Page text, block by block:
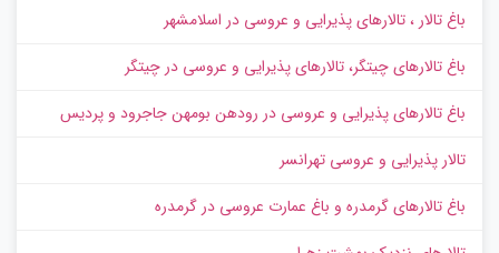
باغ تالار ، تالارهای پذیرایی و عروسی در اسلامشهر
باغ تالارهای چیتگر، تالارهای پذیرایی و عروسی در چیتگر
باغ تالارهای پذیرایی و عروسی در رودهن بومهن جاجرود و پردیس
تالار پذیرایی و عروسی تهرانسر
باغ تالارهای گرمدره و باغ عمارت عروسی در گرمدره